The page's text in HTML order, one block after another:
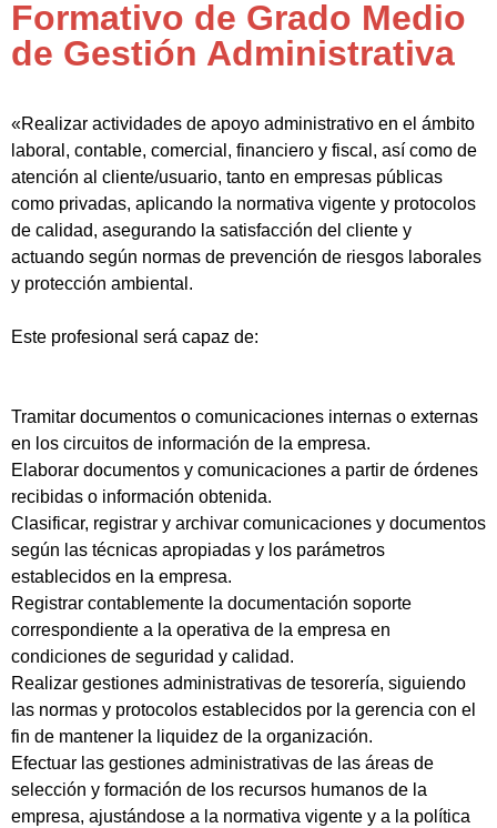
Formativo de Grado Medio
de Gestión Administrativa
«Realizar actividades de apoyo administrativo en el ámbito
laboral, contable, comercial, financiero y fiscal, así como de
atención al cliente/usuario, tanto en empresas públicas
como privadas, aplicando la normativa vigente y protocolos
de calidad, asegurando la satisfacción del cliente y
actuando según normas de prevención de riesgos laborales
y protección ambiental.
Este profesional será capaz de:
Tramitar documentos o comunicaciones internas o externas
en los circuitos de información de la empresa.
Elaborar documentos y comunicaciones a partir de órdenes
recibidas o información obtenida.
Clasificar, registrar y archivar comunicaciones y documentos
según las técnicas apropiadas y los parámetros
establecidos en la empresa.
Registrar contablemente la documentación soporte
correspondiente a la operativa de la empresa en
condiciones de seguridad y calidad.
Realizar gestiones administrativas de tesorería, siguiendo
las normas y protocolos establecidos por la gerencia con el
fin de mantener la liquidez de la organización.
Efectuar las gestiones administrativas de las áreas de
selección y formación de los recursos humanos de la
empresa, ajustándose a la normativa vigente y a la política